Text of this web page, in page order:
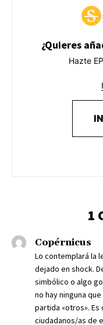
¿Quieres
Hazte
1
Copérnicus
Lo contemplará la
dejado en shock.
simbólico o algo
no hay ninguna
partida «otros».
ciudadanos/as de